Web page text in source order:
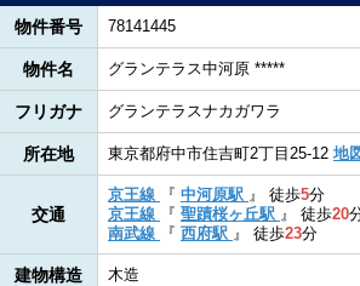
物件番号 78141445
物件名 グランテラス中河原 *****
フリガナ グランテラスナカガワラ
所在地 東京都府中市住吉町2丁目25-12 地
交通
京王線 『 中河原駅 』 徒歩5分
京王線
『 聖蹟桜ヶ丘駅 』 徒歩20
南武線
『 西府駅 』 徒歩23分
建物構造 木造